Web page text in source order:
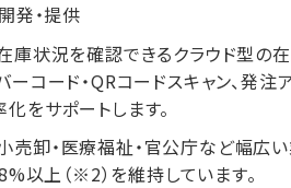
発・提供
庫状況を確認できるクラウド型の
ーコード・QRコードスキャン、発
をサポートします。
売卸・医療福祉・官公庁など幅広
以上（※2）を維持しています。